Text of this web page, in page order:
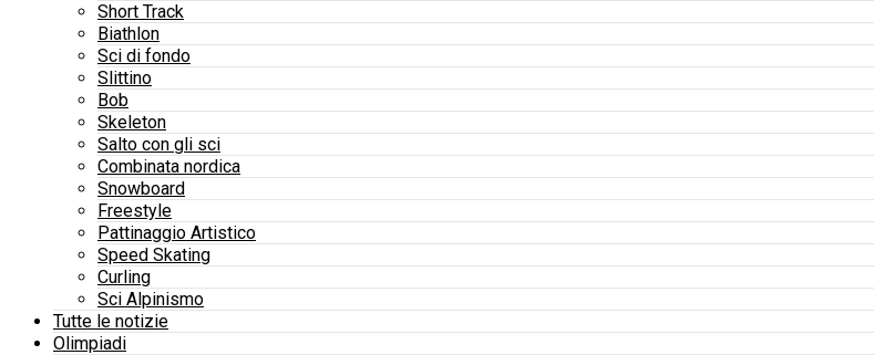
Short Track
Biathlon
Sci di fondo
Slittino
Bob
Skeleton
Salto con gli sci
Combinata nordica
Snowboard
Freestyle
Pattinaggio Artistico
Speed Skating
Curling
Sci Alpinismo
Tutte le notizie
Olimpiadi